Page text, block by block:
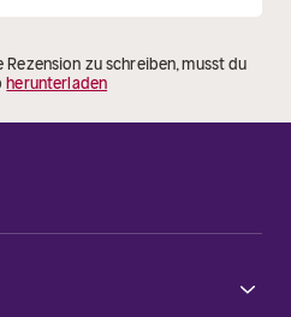
Rezension zu schreiben, musst du
herunterladen